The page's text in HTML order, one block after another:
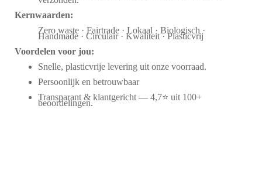
Kernwaarden:
Zero waste · Fairtrade · Lokaal · Biologisch ·
Handmade · Circulair · Kwaliteit · Plasticvrij
Voordelen voor jou:
Snelle, plasticvrije levering uit onze voorraad.
Persoonlijk en betrouwbaar
Transparant & klantgericht — 4,7⭐ uit 100+
beoordelingen.